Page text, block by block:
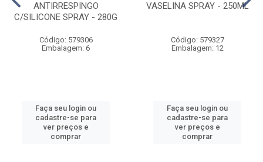
ANTIRRESPINGO
C/SILICONE SPRAY - 280G
Código: 579306
Embalagem: 6
Faça seu login ou
cadastre-se para
ver preços e
comprar
VASELINA SPRAY - 250ML
Código: 579327
Embalagem: 12
Faça seu login ou
cadastre-se para
ver preços e
comprar